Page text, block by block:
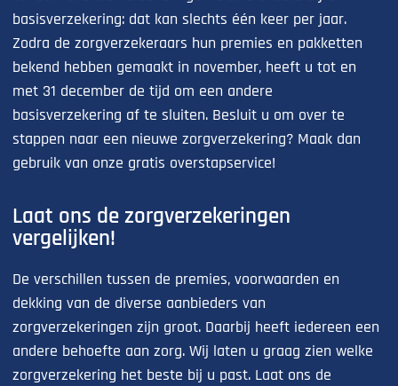
basisverzekering: dat kan slechts één keer per jaar.
Zodra de zorgverzekeraars hun premies en pakketten
bekend hebben gemaakt in november, heeft u tot en
met 31 december de tijd om een andere
basisverzekering af te sluiten. Besluit u om over te
stappen naar een nieuwe zorgverzekering? Maak dan
gebruik van onze gratis overstapservice!
Laat ons de zorgverzekeringen
vergelijken!
De verschillen tussen de premies, voorwaarden en
dekking van de diverse aanbieders van
zorgverzekeringen zijn groot. Daarbij heeft iedereen een
andere behoefte aan zorg. Wij laten u graag zien welke
zorgverzekering het beste bij u past. Laat ons de